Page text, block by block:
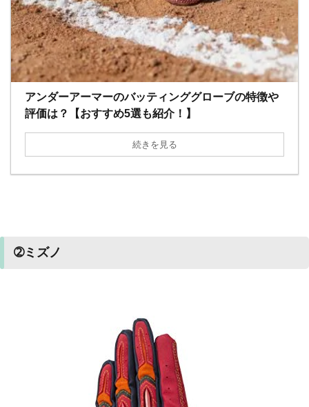
アンダーアーマーのバッティンググローブの特徴や
評価は？【おすすめ5選も紹介！】
続きを見る
➁ミズノ